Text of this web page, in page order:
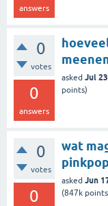
answers
0
votes
0
answers
asked Jul
points)
0
votes
0
wat
pinkpop
asked Jun
(847k